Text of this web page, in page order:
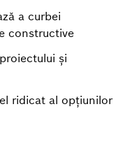
a curbei
constructive
și
ridicat al opțiunilor